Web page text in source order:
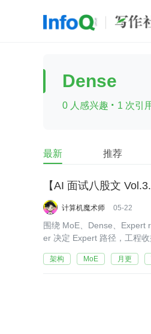
前端 AI
查看更多
Dense
0 人感兴趣 · 1 次引
最新 推荐
计算机魔术师 05-22
围绕 MoE、Dense、Expert
er 决定 Expert 路径，工程
架构 MoE 月更